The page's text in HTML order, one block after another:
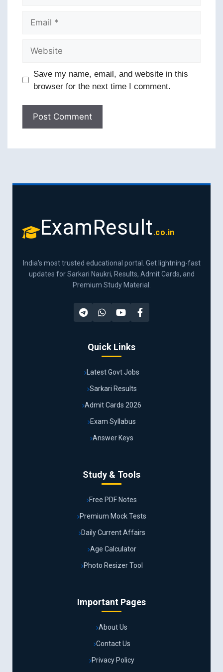
Save my name, email, and website in this
browser for the next time I comment.
ExamResult .co.in
India's most trusted educational portal. Get lightning-fast
updates for Sarkari Naukri, Results, Admit Cards, and
Premium Study Material.
Quick Links
Latest Govt Jobs
Sarkari Results
Admit Cards 2026
Exam Syllabus
Answer Keys
Study & Tools
Free PDF Notes
Premium Mock Tests
Daily Current Affairs
Age Calculator
Photo Resizer Tool
Important Pages
About Us
Contact Us
Privacy Policy